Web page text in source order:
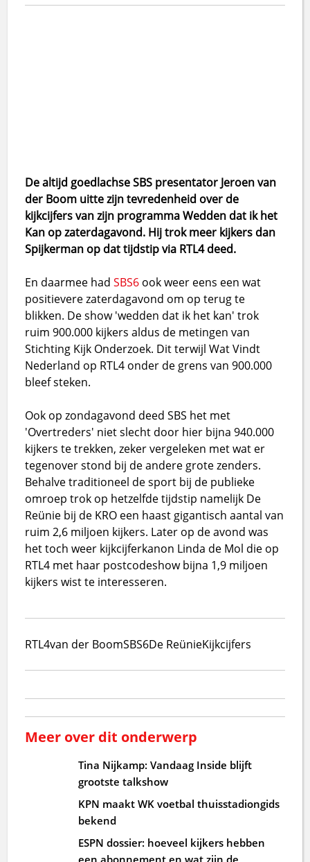
De altijd goedlachse SBS presentator Jeroen van
der Boom uitte zijn tevredenheid over de
kijkcijfers van zijn programma Wedden dat ik het
Kan op zaterdagavond. Hij trok meer kijkers dan
Spijkerman op dat tijdstip via RTL4 deed.
En daarmee hadSBS6 ook weer eens een wat
positievere zaterdagavond om op terug te
blikken. De show 'wedden dat ik het kan' trok
ruim 900.000 kijkers aldus de metingen van
Stichting Kijk Onderzoek. Dit terwijl Wat Vindt
Nederland op RTL4 onder de grens van 900.000
bleef steken.
Ook op zondagavond deed SBS het met
'Overtreders' niet slecht door hier bijna 940.000
kijkers te trekken, zeker vergeleken met wat er
tegenover stond bij de andere grote zenders.
Behalve traditioneel de sport bij de publieke
omroep trok op hetzelfde tijdstip namelijk De
Reünie bij de KRO een haast gigantisch aantal van
ruim 2,6 miljoen kijkers. Later op de avond was
het toch weer kijkcijferkanon Linda de Mol die op
RTL4 met haar postcodeshow bijna 1,9 miljoen
kijkers wist te interesseren.
RTL4van der BoomSBS6De ReünieKijkcijfers
Meer over dit onderwerp
Tina Nijkamp: Vandaag Inside blijft
grootste talkshow
KPN maakt WK voetbal thuisstadiongids
bekend
ESPN dossier: hoeveel kijkers hebben
een abonnement en wat zijn de